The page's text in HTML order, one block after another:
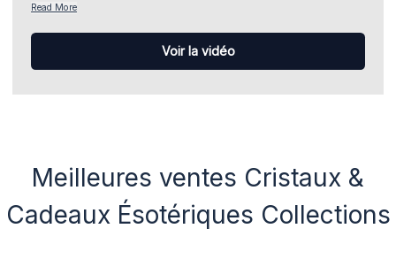
associe des best-sellers éprouvés à de nouvelles tendances.
Les Power Bracelets restent une ligne performante depuis des
années, tandis que les Tumble Stones et Chip Stones
classiques continuent de générer des ventes fiables. À côté de
soigneusement sélectionnée aide les détaillants à créer des
présentoirs accrocheurs qui mêlent beauté naturelle, attrait du
cadeau et tendances d'achat axées sur le bien-être.
Read More
Voir la vidéo
Meilleures ventes Cristaux &
Cadeaux Ésotériques Collections